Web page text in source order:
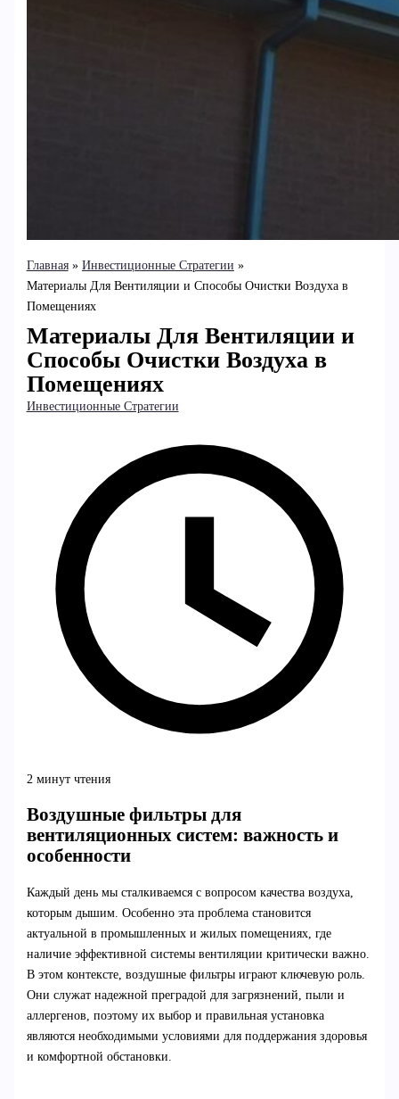
Главная
Инвестиционные Стратегии
Материалы Для Вентиляции и Способы Очистки Воздуха в
Помещениях
Материалы Для Вентиляции и
Способы Очистки Воздуха в
Помещениях
Инвестиционные Стратегии
2 минут чтения
Воздушные фильтры для
вентиляционных систем: важность и
особенности
Каждый день мы сталкиваемся с вопросом качества воздуха,
которым дышим. Особенно эта проблема становится
актуальной в промышленных и жилых помещениях, где
наличие эффективной системы вентиляции критически важно.
В этом контексте, воздушные фильтры играют ключевую роль.
Они служат надежной преградой для загрязнений, пыли и
аллергенов, поэтому их выбор и правильная установка
являются необходимыми условиями для поддержания здоровья
и комфортной обстановки.